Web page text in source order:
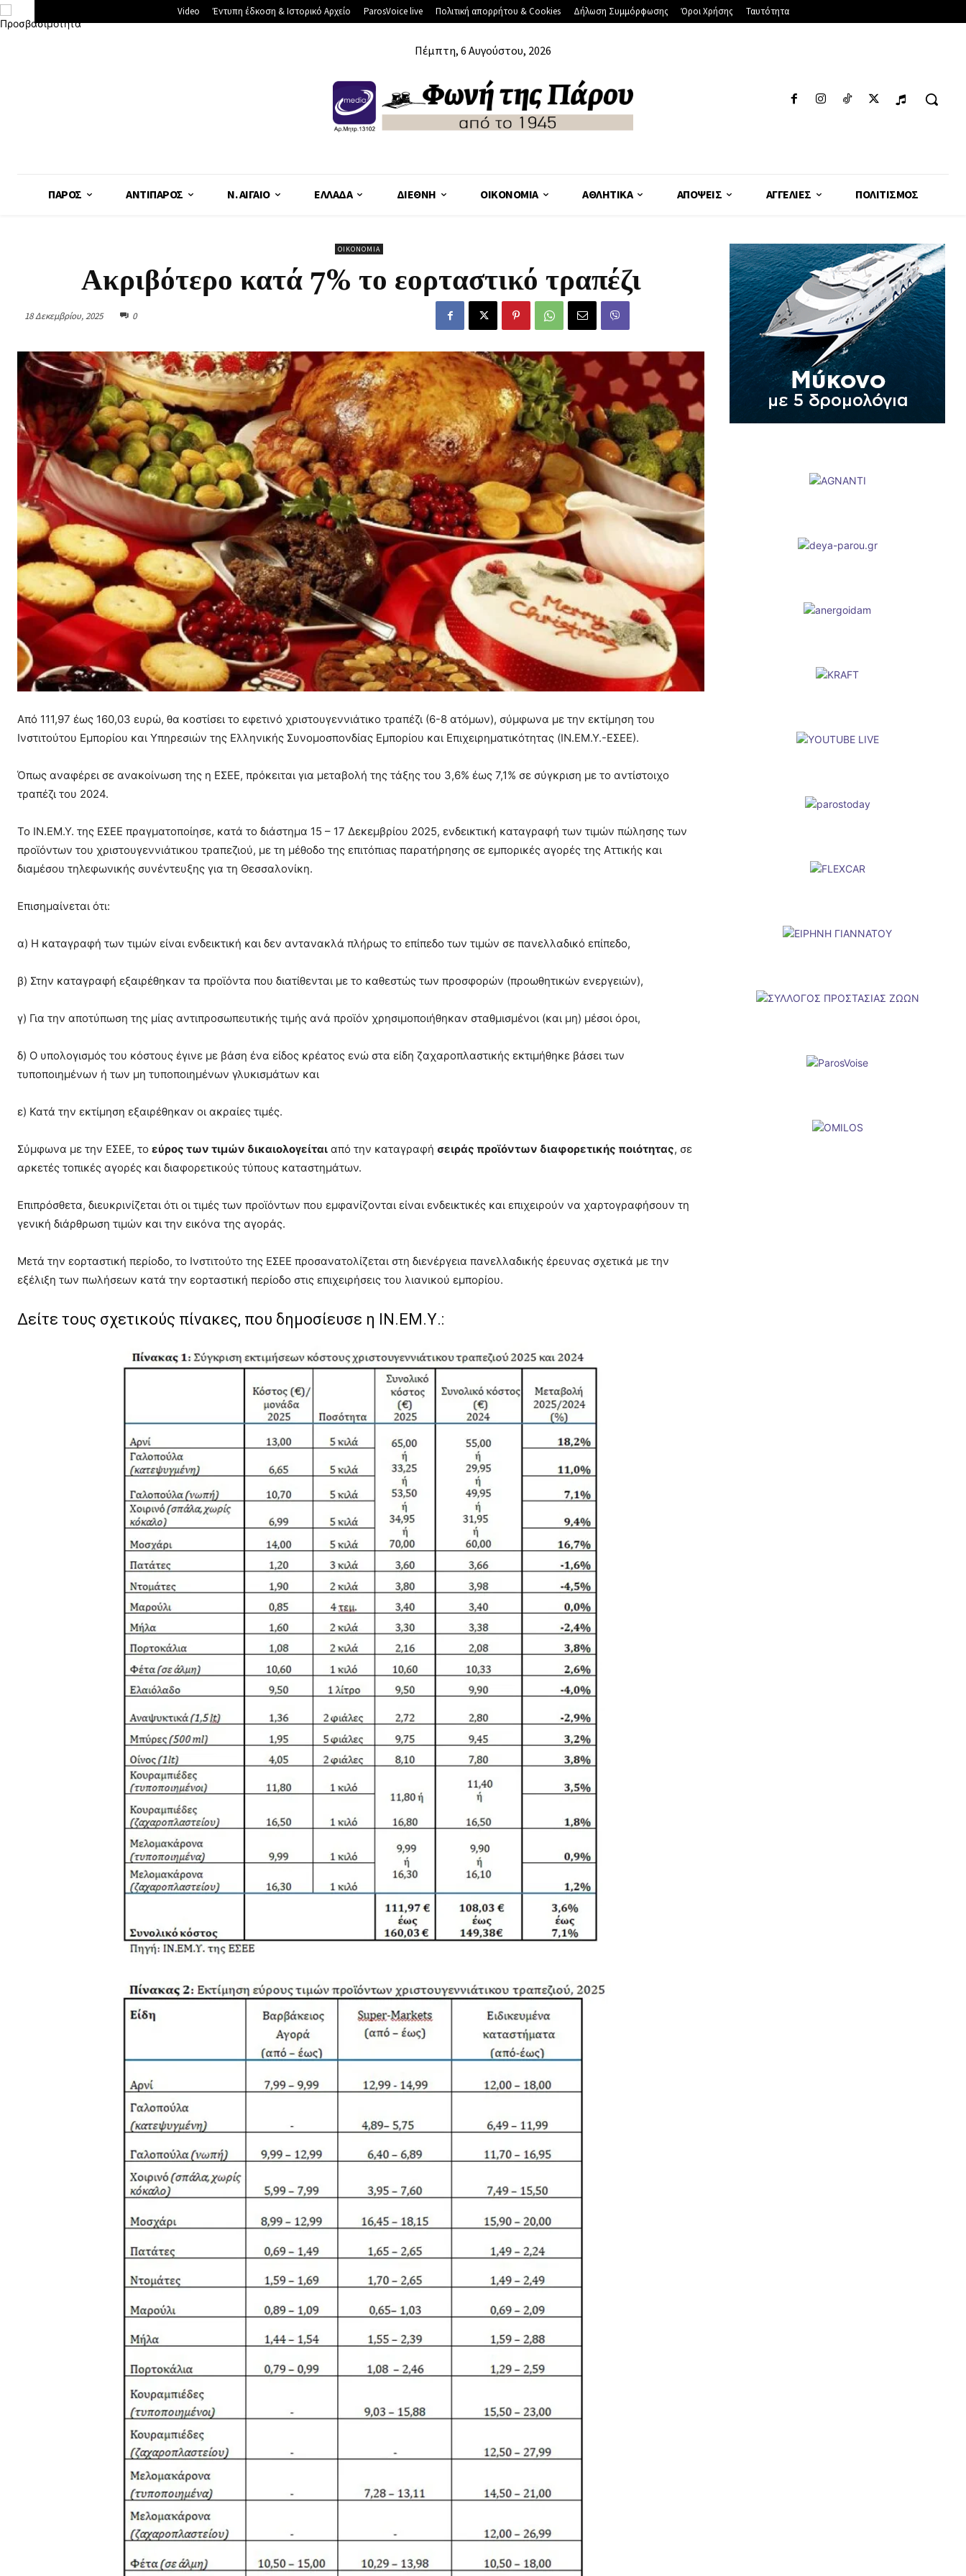
Video Έντυπη έδκοση & Ιστορικό Αρχείο ParosVoice live Πολιτική απορρήτου & Cookies Δήλωση Συμμόρφωσης Όροι Χρήσης Ταυτότητα
Πέμπτη, 6 Αυγούστου, 2026
ΠΆΡΟΣ ΑΝΤΊΠΑΡΟΣ Ν. ΑΙΓΑΊΟ ΕΛΛΆΔΑ ΔΙΕΘΝΉ ΟΙΚΟΝΟΜΊΑ ΑΘΛΗΤΙΚΆ ΑΠΌΨΕΙΣ ΑΓΓΕΛΊΕΣ ΠΟΛΙΤΙΣΜΌΣ
ΟΙΚΟΝΟΜΊΑ
Ακριβότερο κατά 7% το εορταστικό τραπέζι
18 Δεκεμβρίου, 2025 0
Από 111,97 έως 160,03 ευρώ, θα κοστίσει το εφετινό χριστουγεννιάτικο τραπέζι (6-8 ατόμων), σύμφωνα με την εκτίμηση του
Ινστιτούτου Εμπορίου και Υπηρεσιών της Ελληνικής Συνομοσπονδίας Εμπορίου και Επιχειρηματικότητας (ΙΝ.ΕΜ.Υ.-ΕΣΕΕ).
Όπως αναφέρει σε ανακοίνωση της η ΕΣΕΕ, πρόκειται για μεταβολή της τάξης του 3,6% έως 7,1% σε σύγκριση με το αντίστοιχο
τραπέζι του 2024.
Το ΙΝ.ΕΜ.Υ. της ΕΣΕΕ πραγματοποίησε, κατά το διάστημα 15 – 17 Δεκεμβρίου 2025, ενδεικτική καταγραφή των τιμών πώλησης των
προϊόντων του χριστουγεννιάτικου τραπεζιού, με τη μέθοδο της επιτόπιας παρατήρησης σε εμπορικές αγορές της Αττικής και
διαμέσου τηλεφωνικής συνέντευξης για τη Θεσσαλονίκη.
Επισημαίνεται ότι:
α) Η καταγραφή των τιμών είναι ενδεικτική και δεν αντανακλά πλήρως το επίπεδο των τιμών σε πανελλαδικό επίπεδο,
β) Στην καταγραφή εξαιρέθηκαν τα προϊόντα που διατίθενται με το καθεστώς των προσφορών (προωθητικών ενεργειών),
γ) Για την αποτύπωση της μίας αντιπροσωπευτικής τιμής ανά προϊόν χρησιμοποιήθηκαν σταθμισμένοι (και μη) μέσοι όροι,
δ) Ο υπολογισμός του κόστους έγινε με βάση ένα είδος κρέατος ενώ στα είδη ζαχαροπλαστικής εκτιμήθηκε βάσει των
τυποποιημένων ή των μη τυποποιημένων γλυκισμάτων και
ε) Κατά την εκτίμηση εξαιρέθηκαν οι ακραίες τιμές.
Σύμφωνα με την ΕΣΕΕ, το εύρος των τιμών δικαιολογείται από την καταγραφή σειράς προϊόντων διαφορετικής ποιότητας, σε
αρκετές τοπικές αγορές και διαφορετικούς τύπους καταστημάτων.
Επιπρόσθετα, διευκρινίζεται ότι οι τιμές των προϊόντων που εμφανίζονται είναι ενδεικτικές και επιχειρούν να χαρτογραφήσουν τη
γενική διάρθρωση τιμών και την εικόνα της αγοράς.
Mετά την εορταστική περίοδο, το Ινστιτούτο της ΕΣΕΕ προσανατολίζεται στη διενέργεια πανελλαδικής έρευνας σχετικά με την
εξέλιξη των πωλήσεων κατά την εορταστική περίοδο στις επιχειρήσεις του λιανικού εμπορίου.
Δείτε τους σχετικούς πίνακες, που δημοσίευσε η ΙΝ.ΕΜ.Υ.: